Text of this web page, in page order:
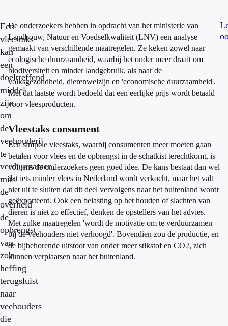
Een
vleestaks
kan
een
doeltreffend
middel
zijn
om
de
veehouderij
te
verduurzamen,
mits
de
overheid
de
opbrengst
van
zo'n
heffing
terugsluist
naar
veehouders
die
De onderzoekers hebben in opdracht van het ministerie van
Landbouw, Natuur en Voedselkwaliteit (LNV) een analyse
gemaakt van verschillende maatregelen. Ze keken zowel naar
ecologische duurzaamheid, waarbij het onder meer draait om
biodiversiteit en minder landgebruik, als naar de
volksgezondheid, dierenwelzijn en 'economische duurzaamheid'.
Met dat laatste wordt bedoeld dat een eerlijke prijs wordt betaald
voor vleesproducten.
Vleestaks consument
Een simpele vleestaks, waarbij consumenten meer moeten gaan
betalen voor vlees en de opbrengst in de schatkist terechtkomt, is
volgens de onderzoekers geen goed idee. De kans bestaat dan wel
dat iets minder vlees in Nederland wordt verkocht, maar het valt
niet uit te sluiten dat dit deel vervolgens naar het buitenland wordt
geëxporteerd. Ook een belasting op het houden of slachten van
dieren is niet zo effectief, denken de opstellers van het advies.
Met zulke maatregelen 'wordt de motivatie om te verduurzamen
bij de veehouders niet verhoogd'. Bovendien zou de productie, en
de bijbehorende uitstoot van onder meer stikstof en CO2, zich
kunnen verplaatsen naar het buitenland.